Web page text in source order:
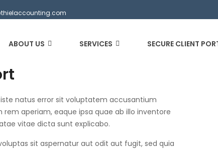
ABOUT US SERVICES SECURE CLIENT
natus error sit voluptatem accusantium
aperiam, eaque ipsa quae ab illo inventore
vitae dicta sunt explicabo.
sit aspernatur aut odit aut fugit, sed quia